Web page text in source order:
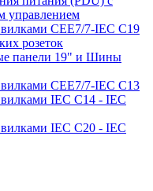
управлением
CEE7/7-IEC C19
розеток
панели 19" и Шины
CEE7/7-IEC C13
IEC C14 - IEC
IEC C20 - IEC